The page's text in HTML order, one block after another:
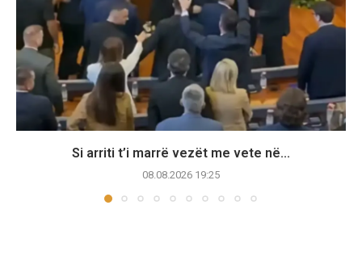
Si arriti t’i marrë vezët me vete në...
08.08.2026 19:25